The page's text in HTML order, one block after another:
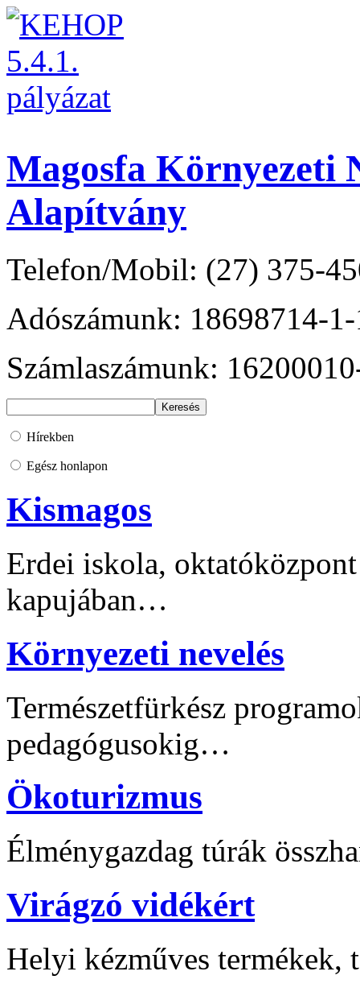
Magosfa Környezeti
Alapítvány
Telefon/Mobil: (27) 375-
Adószámunk: 18698714-
Számlaszámunk:
Hírekben
Egész honlapon
Kismagos
Erdei iskola,
kapujában…
Környezeti nevelés
Természetfürkész
pedagógusokig…
Ökoturizmus
Élménygazdag túrák
Virágzó vidékért
Helyi kézműves